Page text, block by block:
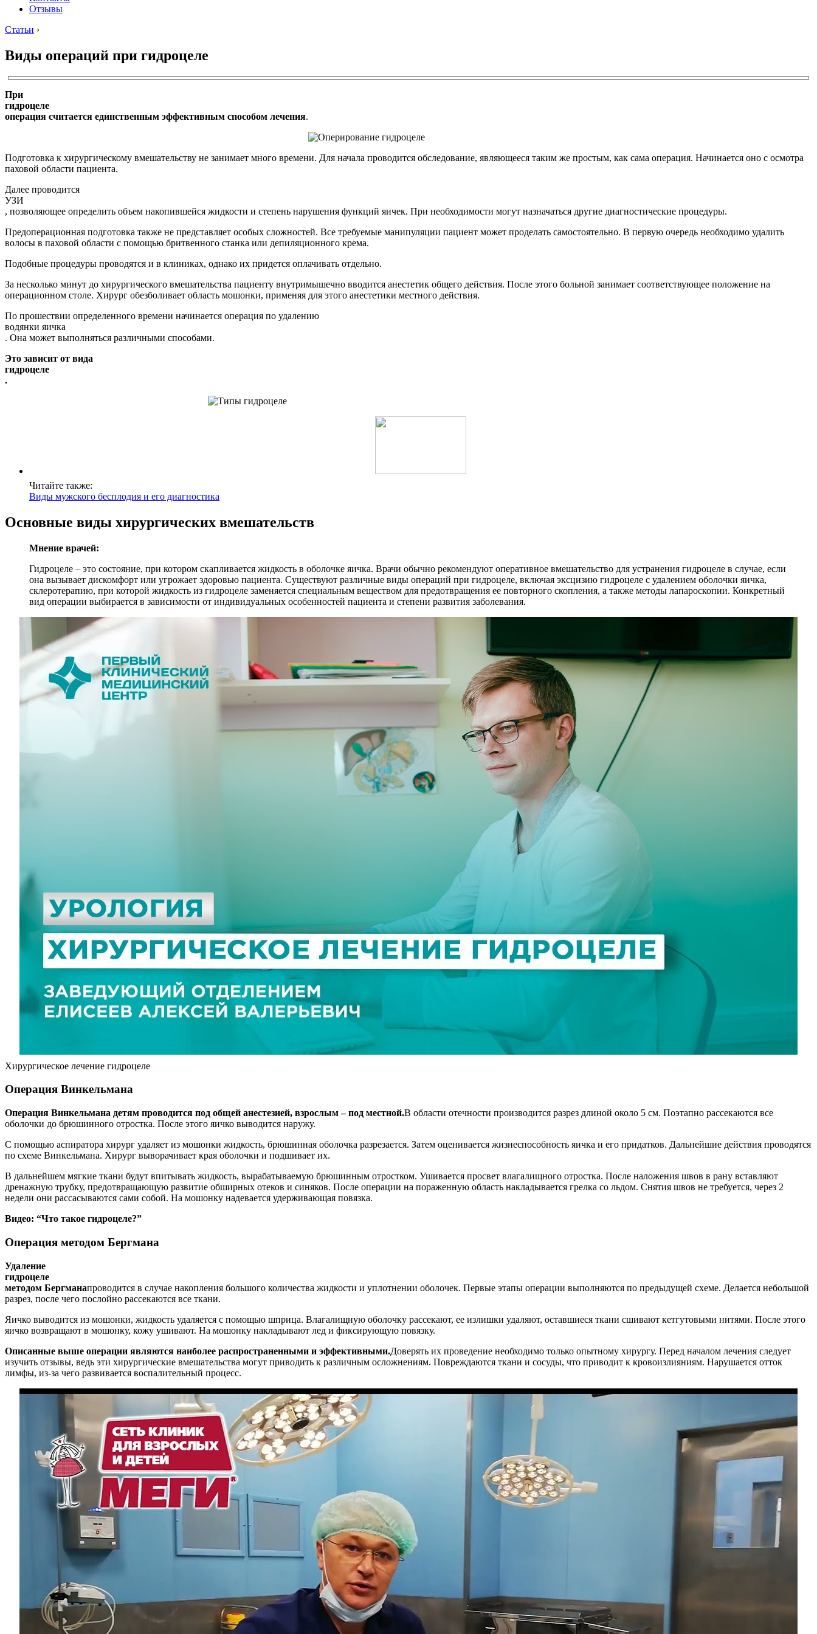
Отзывы
Статьи ›
Виды операций при гидроцеле
При
гидроцеле
операция считается единственным эффективным способом лечения.
Подготовка к хирургическому вмешательству не занимает много времени. Для начала проводится обследование, являющееся таким же простым, как сама операция. Начинается оно с осмотра
паховой области пациента.
Далее проводится
УЗИ
, позволяющее определить объем накопившейся жидкости и степень нарушения функций яичек. При необходимости могут назначаться другие диагностические процедуры.
Предоперационная подготовка также не представляет особых сложностей. Все требуемые манипуляции пациент может проделать самостоятельно. В первую очередь необходимо удалить
волосы в паховой области с помощью бритвенного станка или депиляционного крема.
Подобные процедуры проводятся и в клиниках, однако их придется оплачивать отдельно.
За несколько минут до хирургического вмешательства пациенту внутримышечно вводится анестетик общего действия. После этого больной занимает соответствующее положение на
операционном столе. Хирург обезболивает область мошонки, применяя для этого анестетики местного действия.
По прошествии определенного времени начинается операция по удалению
водянки яичка
. Она может выполняться различными способами.
Это зависит от вида
гидроцеле
.
Читайте также:
Виды мужского бесплодия и его диагностика
Основные виды хирургических вмешательств
Мнение врачей:
Гидроцеле – это состояние, при котором скапливается жидкость в оболочке яичка. Врачи обычно рекомендуют оперативное вмешательство для устранения гидроцеле в случае, если
она вызывает дискомфорт или угрожает здоровью пациента. Существуют различные виды операций при гидроцеле, включая эксцизию гидроцеле с удалением оболочки яичка,
склеротерапию, при которой жидкость из гидроцеле заменяется специальным веществом для предотвращения ее повторного скопления, а также методы лапароскопии. Конкретный
вид операции выбирается в зависимости от индивидуальных особенностей пациента и степени развития заболевания.
Хирургическое лечение гидроцеле
Операция Винкельмана
Операция Винкельмана детям проводится под общей анестезией, взрослым – под местной.В области отечности производится разрез длиной около 5 см. Поэтапно рассекаются все
оболочки до брюшинного отростка. После этого яичко выводится наружу.
С помощью аспиратора хирург удаляет из мошонки жидкость, брюшинная оболочка разрезается. Затем оценивается жизнеспособность яичка и его придатков. Дальнейшие действия проводятся
по схеме Винкельмана. Хирург выворачивает края оболочки и подшивает их.
В дальнейшем мягкие ткани будут впитывать жидкость, вырабатываемую брюшинным отростком. Ушивается просвет влагалищного отростка. После наложения швов в рану вставляют
дренажную трубку, предотвращающую развитие обширных отеков и синяков. После операции на пораженную область накладывается грелка со льдом. Снятия швов не требуется, через 2
недели они рассасываются сами собой. На мошонку надевается удерживающая повязка.
Видео: “Что такое гидроцеле?”
Операция методом Бергмана
Удаление
гидроцеле
методом Бергманапроводится в случае накопления большого количества жидкости и уплотнении оболочек. Первые этапы операции выполняются по предыдущей схеме. Делается небольшой
разрез, после чего послойно рассекаются все ткани.
Яичко выводится из мошонки, жидкость удаляется с помощью шприца. Влагалищную оболочку рассекают, ее излишки удаляют, оставшиеся ткани сшивают кетгутовыми нитями. После этого
яичко возвращают в мошонку, кожу ушивают. На мошонку накладывают лед и фиксирующую повязку.
Описанные выше операции являются наиболее распространенными и эффективными.Доверять их проведение необходимо только опытному хирургу. Перед началом лечения следует
изучить отзывы, ведь эти хирургические вмешательства могут приводить к различным осложнениям. Повреждаются ткани и сосуды, что приводит к кровоизлияниям. Нарушается отток
лимфы, из-за чего развивается воспалительный процесс.